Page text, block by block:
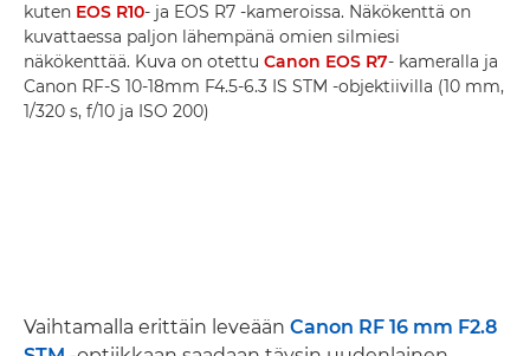
kuten EOS R10- ja EOS R7 -kameroissa. Näkökenttä on
kuvattaessa paljon lähempänä omien silmiesi
näkökenttää. Kuva on otettu Canon EOS R7- kameralla ja
Canon RF-S 10-18mm F4.5-6.3 IS STM -objektiivilla (10 mm,
1/320 s, f/10 ja ISO 200)
Vaihtamalla erittäin leveään Canon RF 16 mm F2.8